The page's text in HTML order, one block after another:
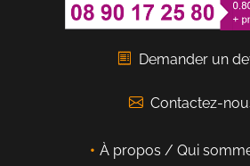
Demander un
Contactez-
À propos / Qui